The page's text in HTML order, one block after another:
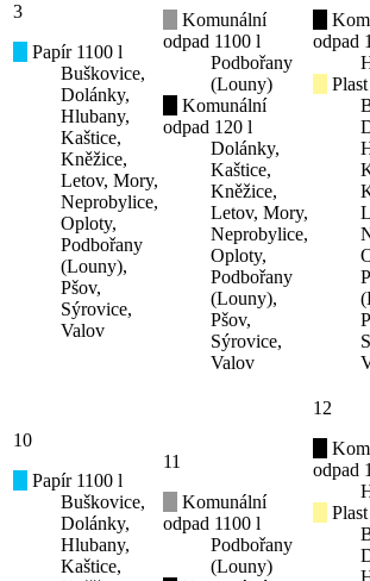
3
Papír 1100 l
Buškovice,
Dolánky,
Hlubany,
Kaštice,
Kněžice,
Letov, Mory,
Neprobylice,
Oploty,
Podbořany
(Louny),
Pšov,
Sýrovice,
Valov
Komunální
odpad 1100 l
Podbořany
(Louny)
Komunální
odpad 120 l
Dolánky,
Kaštice,
Kněžice,
Letov, Mory,
Neprobylice,
Oploty,
Podbořany
(Louny),
Pšov,
Sýrovice,
Valov
odpad
10
Papír 1100 l
Buškovice,
Dolánky,
Hlubany,
Kaštice,
11
Komunální
odpad 1100 l
Podbořany
(Louny)
12
odpad